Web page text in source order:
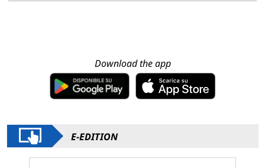
Download the app
E-EDITION